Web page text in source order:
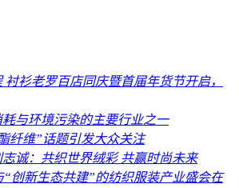
衫老罗百店同庆暨首届年货节开启，
与环境污染的主要行业之一
纤维”话题引发大众关注
诚：共织世界绒彩 共赢时尚未来
创新生态共建”的纺织服装产业盛会在